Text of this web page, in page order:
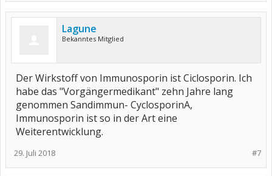
Lagune
Bekanntes Mitglied
Der Wirkstoff von Immunosporin ist Ciclosporin. Ich
habe das "Vorgängermedikant" zehn Jahre lang
genommen Sandimmun- CyclosporinA,
Immunosporin ist so in der Art eine
Weiterentwicklung.
#7
29. Juli 2018